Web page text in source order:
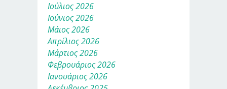
Ιούλιος 2026
Ιούνιος 2026
Μάιος 2026
Απρίλιος 2026
Μάρτιος 2026
Φεβρουάριος 2026
Ιανουάριος 2026